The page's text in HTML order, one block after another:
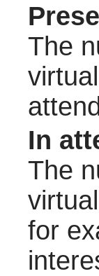
The
In
The
for